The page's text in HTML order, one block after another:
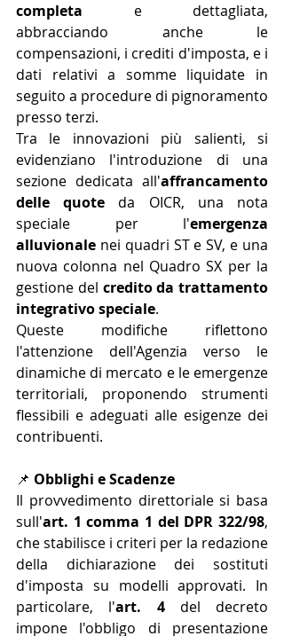
completa e dettagliata,
abbracciando anche le
compensazioni, i crediti d'imposta, e i
dati relativi a somme liquidate in
seguito a procedure di pignoramento
presso terzi.
Tra le innovazioni più salienti, si
evidenziano l'introduzione di una
sezione dedicata all'affrancamento
delle quote da OICR, una nota
speciale per l'emergenza
alluvionale nei quadri ST e SV, e una
nuova colonna nel Quadro SX per la
gestione del credito da trattamento
integrativo speciale.
Queste modifiche riflettono
l'attenzione dell'Agenzia verso le
dinamiche di mercato e le emergenze
territoriali, proponendo strumenti
flessibili e adeguati alle esigenze dei
contribuenti.
📌 Obblighi e Scadenze
Il provvedimento direttoriale si basa
sull'art. 1 comma 1 del DPR 322/98,
che stabilisce i criteri per la redazione
della dichiarazione dei sostituti
d'imposta su modelli approvati. In
particolare, l'art. 4 del decreto
impone l'obbligo di presentazione